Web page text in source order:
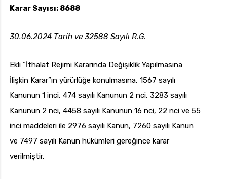
Karar Sayısı: 8688
30.06.2024 Tarih ve 32588 Sayılı R.G.
Ekli “İthalat Rejimi Kararında Değişiklik Yapılmasına
İlişkin Karar”ın yürürlüğe konulmasına, 1567 sayılı
Kanunun 1 inci, 474 sayılı Kanunun 2 nci, 3283 sayılı
Kanunun 2 nci, 4458 sayılı Kanunun 16 nci, 22 nci ve 55
inci maddeleri ile 2976 sayılı Kanun, 7260 sayılı Kanun
ve 7497 sayılı Kanun hükümleri gereğince karar
verilmiştir.